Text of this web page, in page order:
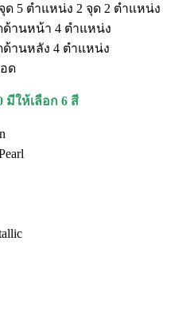
5 ตำแหน่ง 2 จุด 2 ตำแหน่ง
ด้านหน้า 4 ตำแหน่ง
ด้านหลัง 4 ตำแหน่ง
ด
มีให้เลือก 6 สี